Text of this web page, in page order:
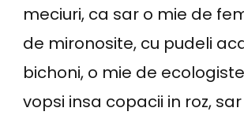
meciuri, ca sar o mie de
de mironosite, cu pudeli
bichoni, o mie de
vopsi insa copacii in roz,